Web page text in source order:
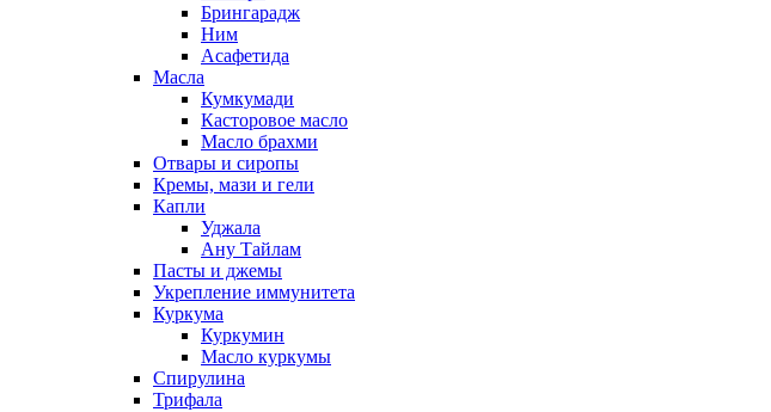
Брингарадж
Ним
Асафетида
Масла
Кумкумади
Касторовое масло
Масло брахми
Отвары и сиропы
Кремы, мази и гели
Капли
Уджала
Ану Тайлам
Пасты и джемы
Укрепление иммунитета
Куркума
Куркумин
Масло куркумы
Спирулина
Трифала